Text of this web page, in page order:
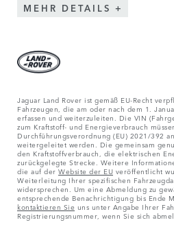
MEHR DETAILS
Jaguar Land Rover ist gemäß EU-Recht
Fahrzeugen, die am oder nach dem 1.
erfassen und weiterzuleiten. Die VIN
zum Kraftstoff- und Energieverbrauch
Durchführungsverordnung (EU) 2021/392
weitergeleitet werden. Die gemeinsam
den Kraftstoffverbrauch, die elektrischen
zurückgelegte Strecke. Weitere
die auf derWebsite der EU veröffentlicht
Weiterleitung Ihrer spezifischen
widersprechen. Um eine Abmeldung zu
entsprechende Benachrichtigung bis Ende
kontaktieren Sie uns unter Angabe Ihrer
Registrierungsnummer, wenn Sie sich